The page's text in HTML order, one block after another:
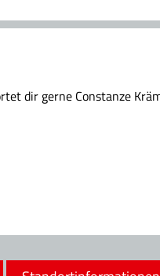
dir gerne Constanze